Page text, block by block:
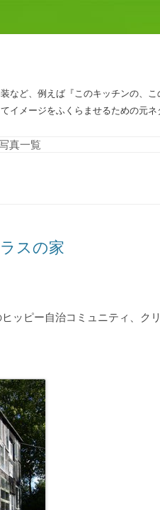
など、例えば『このキッチンの、
イメージをふくらませるための元ネ
真一覧
スの家
ッピー自治コミュニティ、ク